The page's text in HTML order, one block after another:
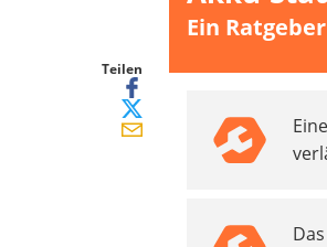
Induktionskochfeld
Tischgeschirrspüler
Elektronische Dartscheibe
Teilen
Ein